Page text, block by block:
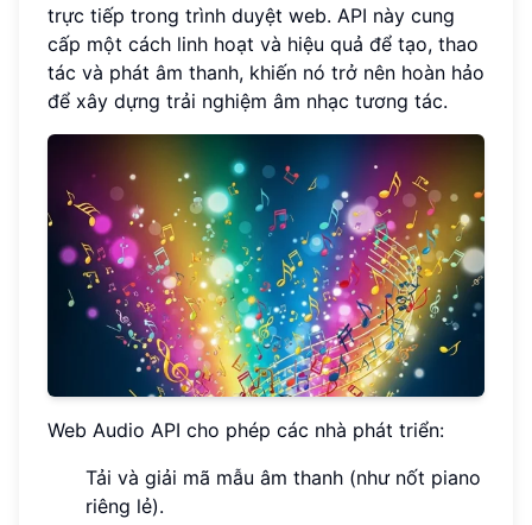
trực tiếp trong trình duyệt web. API này cung
cấp một cách linh hoạt và hiệu quả để tạo, thao
tác và phát âm thanh, khiến nó trở nên hoàn hảo
để xây dựng trải nghiệm âm nhạc tương tác.
Web Audio API cho phép các nhà phát triển:
Tải và giải mã mẫu âm thanh (như nốt piano
riêng lẻ).